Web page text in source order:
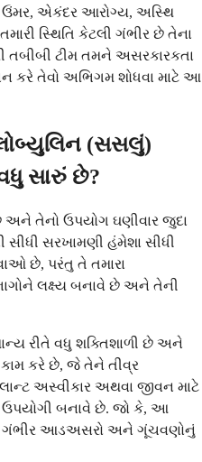
ઉંમર, એકંદર આરોગ્ય, અસ્થિ
સ્થિતિ કેટલી ગંભીર છે તેના
તબીબી ટીમ તમને અસરકારકતા
કરે તેવો અભિગમ શોધવા માટે આ
(સસલું)
સારું છે?
તેનો ઉપયોગ ઘણીવાર જુદા
સરખામણી હંમેશા સીધી
છે, પરંતુ તે તમારા
લક્ષ્ય બનાવે છે અને તેની
રીતે વધુ શક્તિશાળી છે અને
કામ કરે છે, જે તેને તીવ્ર
અસ્વીકાર અથવા જીવન માટે
ઉપયોગી બનાવે છે. જો કે, આ
ગંભીર આડઅસરો અને ગૂંચવણોનું